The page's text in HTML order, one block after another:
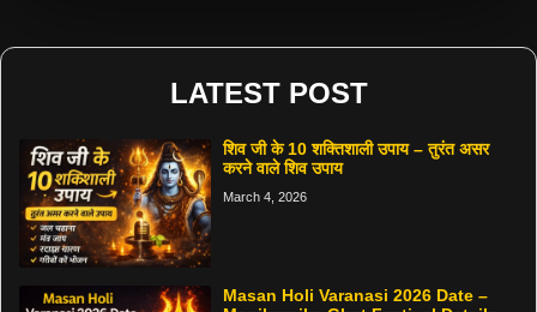
LATEST POST
शिव जी के 10 शक्तिशाली उपाय – तुरंत असर
करने वाले शिव उपाय
March 4, 2026
Masan Holi Varanasi 2026 Date –